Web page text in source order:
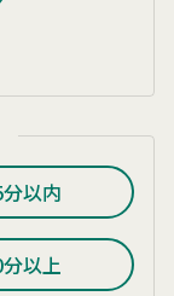
以内
以上